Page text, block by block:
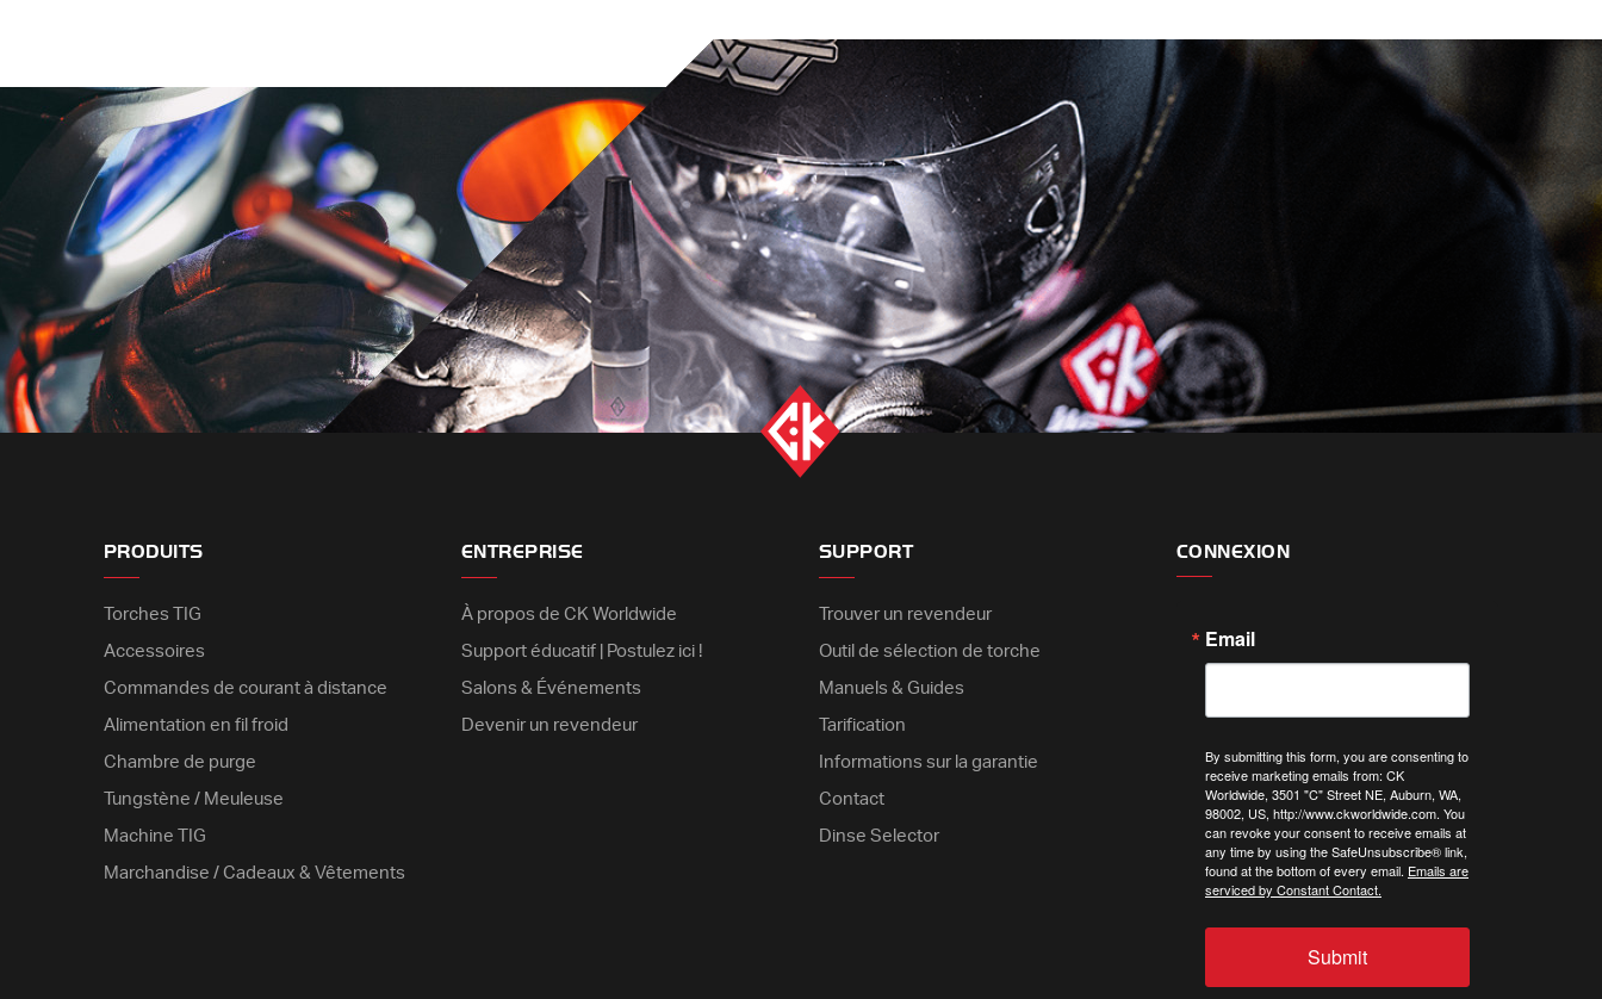
PRODUITS
Torches TIG
Accessoires
Commandes de courant à distance
Alimentation en fil froid
Chambre de purge
Tungstène / Meuleuse
Machine TIG
Marchandise / Cadeaux & Vêtements
ENTREPRISE
À propos de CK Worldwide
Support éducatif | Postulez ici !
Salons & Événements
Devenir un revendeur
SUPPORT
Trouver un revendeur
Outil de sélection de torche
Manuels & Guides
Tarification
Informations sur la garantie
Contact
Dinse Selector
CONNEXION
Email
By submitting this form, you are consenting to
receive marketing emails from: CK
Worldwide, 3501 "C" Street NE, Auburn, WA,
98002, US, http://www.ckworldwide.com. You
can revoke your consent to receive emails at
any time by using the SafeUnsubscribe® link,
found at the bottom of every email. Emails are
serviced by Constant Contact.
Submit